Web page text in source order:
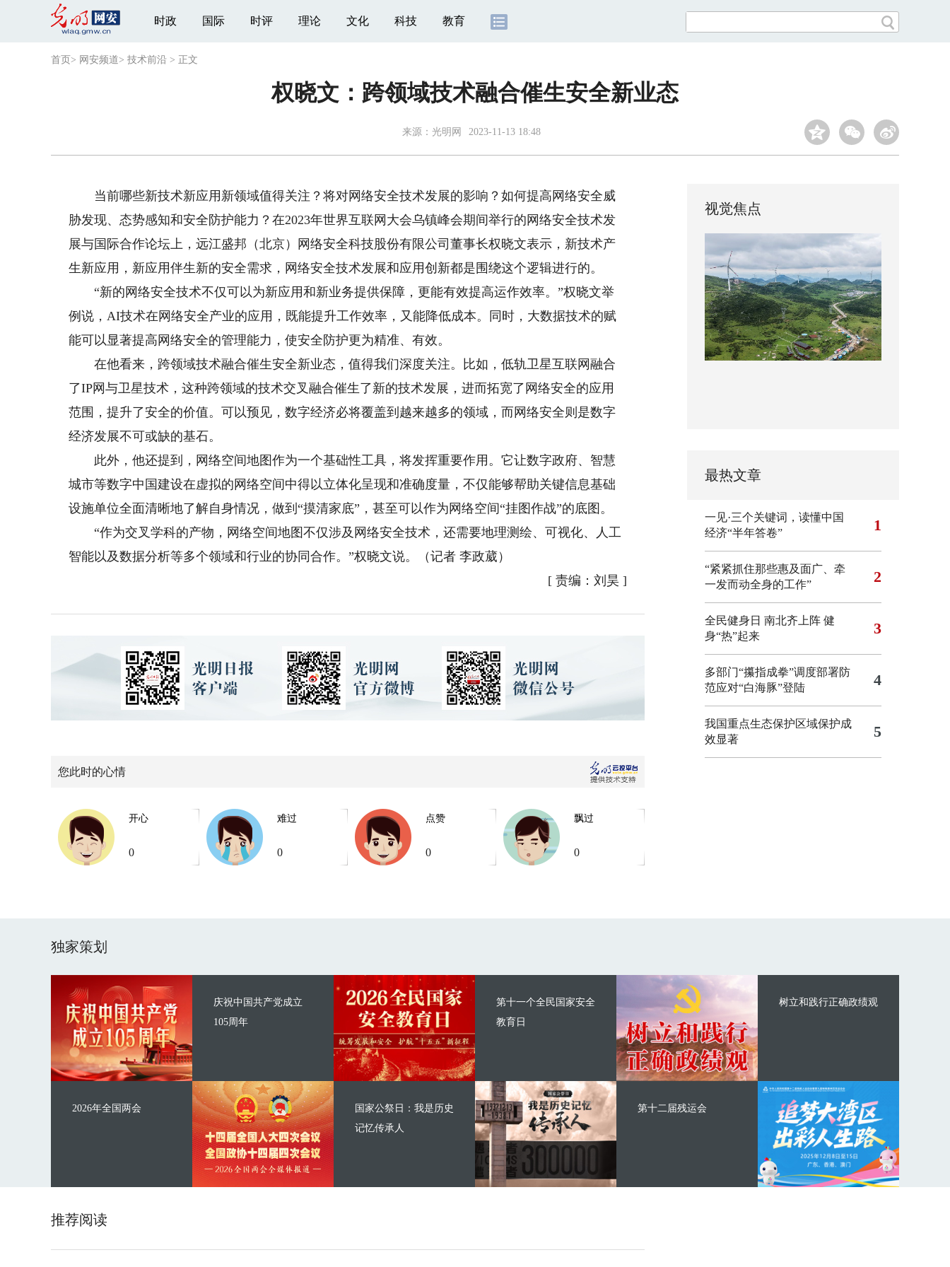
时政 国际 时评 理论 文化 科技 教育
首页 > 网安频道> 技术前沿 > 正文
权晓文：跨领域技术融合催生安全新业态
来源： 光明网 2023-11-13 18:48
当前哪些新技术新应用新领域值得关注？将对网络安全技术发展的影响？如何提高网络安全威
胁发现、态势感知和安全防护能力？在2023年世界互联网大会乌镇峰会期间举行的网络安全技术发
展与国际合作论坛上，远江盛邦（北京）网络安全科技股份有限公司董事长权晓文表示，新技术产
生新应用，新应用伴生新的安全需求，网络安全技术发展和应用创新都是围绕这个逻辑进行的。
“新的网络安全技术不仅可以为新应用和新业务提供保障，更能有效提高运作效率。”权晓文举
例说，AI技术在网络安全产业的应用，既能提升工作效率，又能降低成本。同时，大数据技术的赋
能可以显著提高网络安全的管理能力，使安全防护更为精准、有效。
在他看来，跨领域技术融合催生安全新业态，值得我们深度关注。比如，低轨卫星互联网融合
了IP网与卫星技术，这种跨领域的技术交叉融合催生了新的技术发展，进而拓宽了网络安全的应用
范围，提升了安全的价值。可以预见，数字经济必将覆盖到越来越多的领域，而网络安全则是数字
经济发展不可或缺的基石。
此外，他还提到，网络空间地图作为一个基础性工具，将发挥重要作用。它让数字政府、智慧
城市等数字中国建设在虚拟的网络空间中得以立体化呈现和准确度量，不仅能够帮助关键信息基础
设施单位全面清晰地了解自身情况，做到“摸清家底”，甚至可以作为网络空间“挂图作战”的底图。
“作为交叉学科的产物，网络空间地图不仅涉及网络安全技术，还需要地理测绘、可视化、人工
智能以及数据分析等多个领域和行业的协同合作。”权晓文说。（记者 李政葳）
[ 责编：刘昊 ]
您此时的心情
开心
0
难过
0
点赞
0
飘过
0
视觉焦点
最热文章
一见·三个关键词，读懂中国
经济“半年答卷”
1
“紧紧抓住那些惠及面广、牵
一发而动全身的工作”
2
全民健身日 南北齐上阵 健
身“热”起来
3
多部门“攥指成拳”调度部署防
范应对“白海豚”登陆
4
我国重点生态保护区域保护成
效显著
5
独家策划
庆祝中国共产党成立
105周年
2026年全国两会
第十一个全民国家安全
教育日
国家公祭日：我是历史
记忆传承人
树立和践行正确政绩观
第十二届残运会
推荐阅读